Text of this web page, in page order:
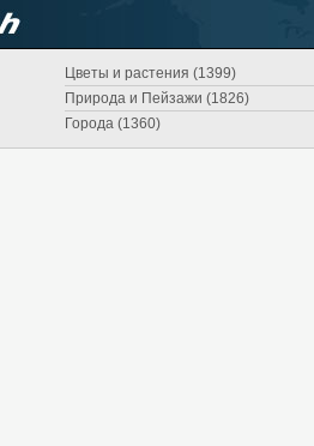
Цветы и растения (1399)
Природа и Пейзажи (1826)
Города (1360)